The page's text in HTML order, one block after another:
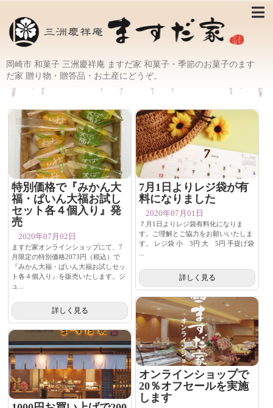
岡崎市 和菓子 三洲慶祥庵 ますだ家 和菓子・季節のお菓子のます
だ家 贈り物・贈答品・お土産にどうぞ。
特別価格で『みかん大
福・ぱいん大福お試し
セット各４個入り』発
売
2020年07月02日
ますだ家オンラインショップにて、7
月限定の特別価格2073円（税込）で
『みかん大福・ぱいん大福お試しセッ
ト各４個入り』を販売いたします。ジ
ュ...
詳しく見る
7月1日よりレジ袋が有
料になりました
2020年07月01日
７月1日よりレジ袋有料化になりま
す。ご理解とご協力をお願いいたしま
す。 レジ袋 小 3円 大 5円 手提げ袋
詳しく見る
オンラインショップで
20％オフセールを実施
します